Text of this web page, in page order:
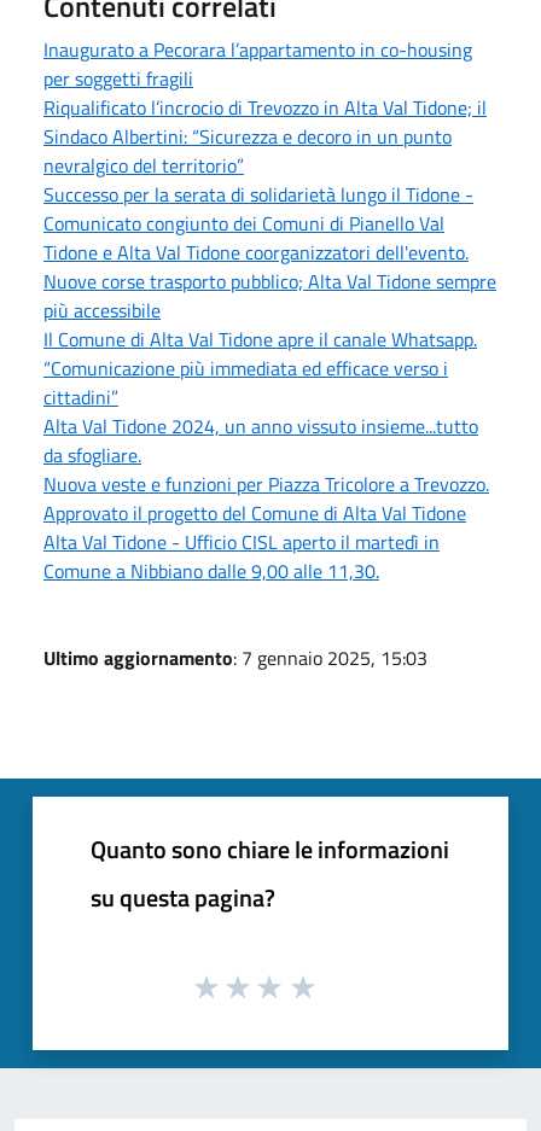
Inaugurato a Pecorara l’appartamento in co-housing
per soggetti fragili
Riqualificato l’incrocio di Trevozzo in Alta Val Tidone; il
Sindaco Albertini: “Sicurezza e decoro in un punto
nevralgico del territorio”
Successo per la serata di solidarietà lungo il Tidone -
Comunicato congiunto dei Comuni di Pianello Val
Tidone e Alta Val Tidone coorganizzatori dell'evento.
Nuove corse trasporto pubblico; Alta Val Tidone sempre
più accessibile
Il Comune di Alta Val Tidone apre il canale Whatsapp.
“Comunicazione più immediata ed efficace verso i
cittadini”
Alta Val Tidone 2024, un anno vissuto insieme...tutto
da sfogliare.
Nuova veste e funzioni per Piazza Tricolore a Trevozzo.
Approvato il progetto del Comune di Alta Val Tidone
Alta Val Tidone - Ufficio CISL aperto il martedì in
Comune a Nibbiano dalle 9,00 alle 11,30.
Ultimo aggiornamento: 7 gennaio 2025, 15:03
Quanto sono chiare le informazioni
su questa pagina?